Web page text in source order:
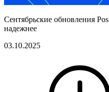
Сентябрьские обновления
надежнее
03.10.2025